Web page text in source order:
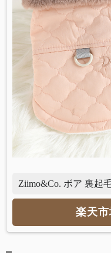
Ziimo&Co. ボア 裏起
楽天